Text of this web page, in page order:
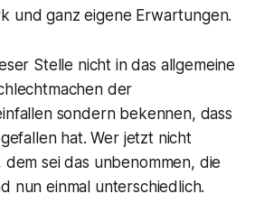
und ganz eigene Erwartungen.
Stelle nicht in das allgemeine
der
sondern bekennen, dass
hat. Wer jetzt nicht
sei das unbenommen, die
nun einmal unterschiedlich.